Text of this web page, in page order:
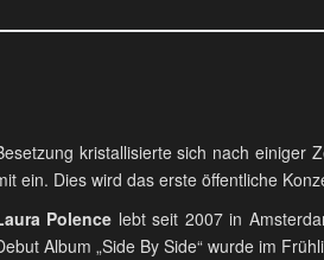
kristallisierte sich nach einiger
ein. Dies wird das erste öffentliche
Polence lebt seit 2007 in
Album „Side By Side“ wurde im